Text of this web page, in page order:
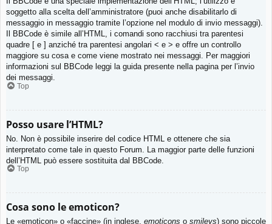
soggetto alla scelta dell’amministratore (puoi anche disabilitarlo di
messaggio in messaggio tramite l’opzione nel modulo di invio messaggi).
Il BBCode è simile all’HTML, i comandi sono racchiusi tra parentesi
quadre [ e ] anziché tra parentesi angolari < e > e offre un controllo
maggiore su cosa e come viene mostrato nei messaggi. Per maggiori
informazioni sul BBCode leggi la guida presente nella pagina per l’invio
dei messaggi.
Top
Posso usare l’HTML?
No. Non è possibile inserire del codice HTML e ottenere che sia
interpretato come tale in questo Forum. La maggior parte delle funzioni
dell’HTML può essere sostituita dal BBCode.
Top
Cosa sono le emoticon?
Le «emoticon» o «faccine» (in inglese, emoticons o smileys) sono piccole